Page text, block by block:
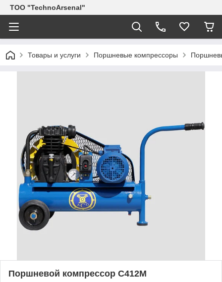
ТОО "TechnoArsenal"
Товары и услуги Поршневые компрессоры
Поршневой компрессор С412М